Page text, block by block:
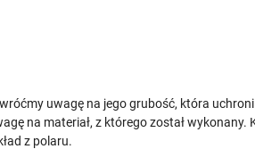
uwagę na jego grubość, która
na materiał, z którego został wykonany.
z polaru.